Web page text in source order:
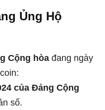
Ủng Hộ
Cộng hòa đang ngày
của Đảng Cộng
số.